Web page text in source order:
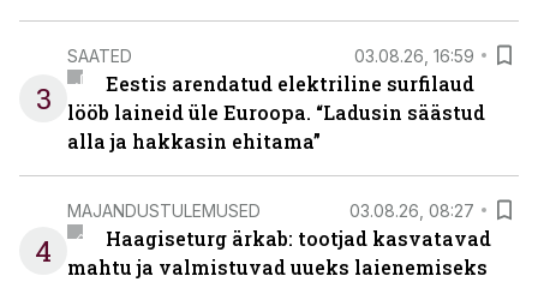
3
SAATED 03.08.26, 16:59
Eestis arendatud elektriline surfilaud
lööb laineid üle Euroopa. “Ladusin säästud
alla ja hakkasin ehitama”
4
MAJANDUSTULEMUSED 03.08.26, 08:27
Haagiseturg ärkab: tootjad kasvatavad
mahtu ja valmistuvad uueks laienemiseks